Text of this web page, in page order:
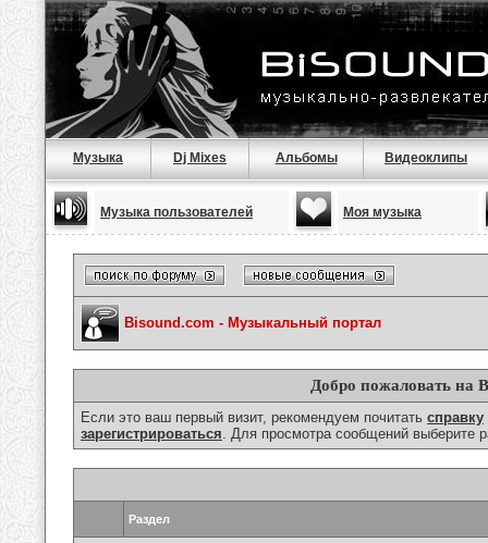
Музыка Dj Mixes Альбомы Видеоклипы
Музыка пользователей Моя музыка
Bisound.com - Музыкальный портал
Добро пожаловать на
Если это ваш первый визит, рекомендуем почитать справку
зарегистрироваться. Для просмотра сообщений выберите
Раздел